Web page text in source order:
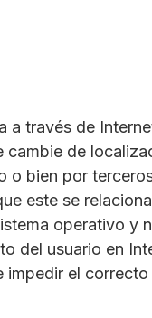
través de
de
bien por
este se
operativo y
del usuario en
el